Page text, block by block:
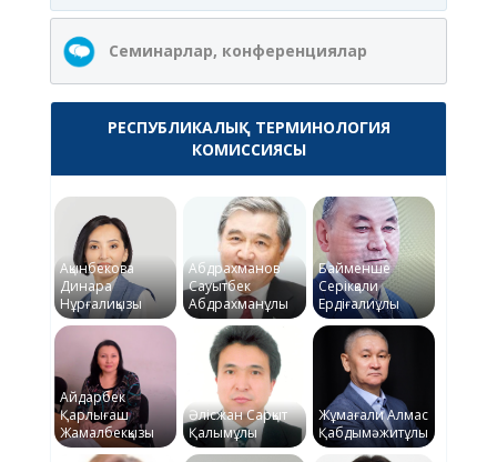
Семинарлар, конференциялар
РЕСПУБЛИКАЛЫҚ ТЕРМИНОЛОГИЯ
КОМИССИЯСЫ
Ақынбекова
Динара
Нұрғалиқызы
Абдрахманов
Сауытбек
Абдрахманұлы
Байменше
Серікқали
Ердіғалиұлы
Айдарбек
Қарлығаш
Жамалбекқызы
Әлісжан Сарқыт
Қалымұлы
Жұмағали Алмас
Қабдымәжитұлы